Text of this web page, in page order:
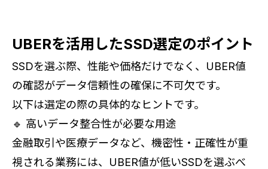
UBERを活用したSSD選定のポイント
SSDを選ぶ際、性能や価格だけでなく、UBER値
の確認がデータ信頼性の確保に不可欠です。
以下は選定の際の具体的なヒントです。
🔹 高いデータ整合性が必要な用途
金融取引や医療データなど、機密性・正確性が重
視される業務には、UBER値が低いSSDを選ぶべ